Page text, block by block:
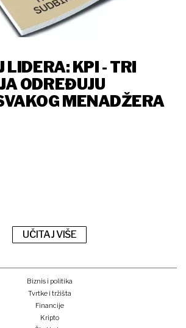
LIDERA: KPI - TRI
ODREĐUJU
MENADŽERA
UČITAJ VIŠE
Biznis i politika
Tvrtke i tržišta
Financije
Kripto